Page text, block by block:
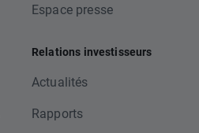
Espace presse
Relations investisseurs
Actualités
Rapports